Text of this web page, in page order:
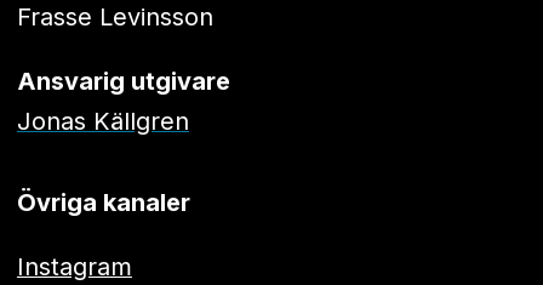
Frasse Levinsson
Ansvarig utgivare
Jonas Källgren
Övriga kanaler
Instagram